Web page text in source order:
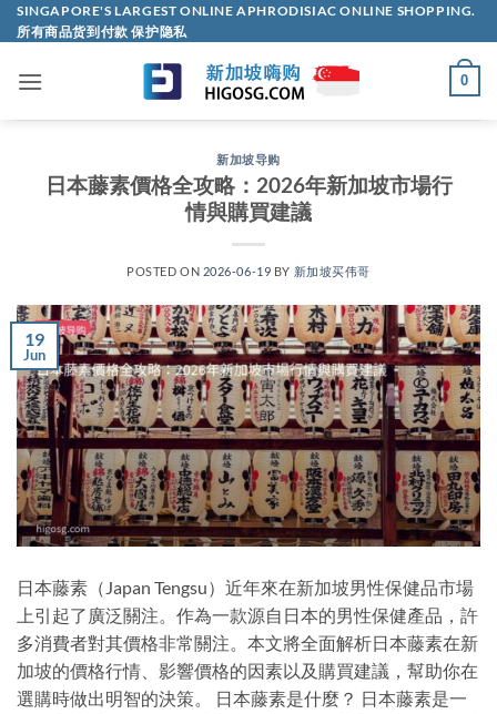
Skip
to
SINGAPORE'S LARGEST ONLINE APHRODISIAC ONLINE SHOPPING.
所有商品货到付款 保护隐私
0
新加坡导购
日本藤素價格全攻略：2026年新加坡市場行
情與購買建議
POSTED ON 2026-06-19 BY 新加坡买伟哥
19
Jun
日本藤素（Japan Tengsu）近年來在新加坡男性保健品市場
上引起了廣泛關注。作為一款源自日本的男性保健產品，許
多消費者對其價格非常關注。本文將全面解析日本藤素在新
加坡的價格行情、影響價格的因素以及購買建議，幫助你在
選購時做出明智的決策。 日本藤素是什麼？ 日本藤素是一